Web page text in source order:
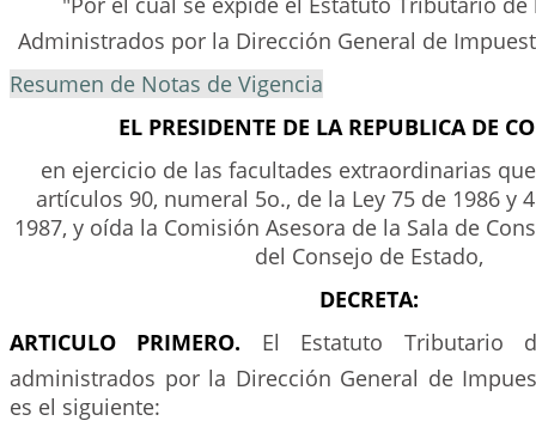
Administrados por la Dirección General de
Resumen de Notas de Vigencia
EL PRESIDENTE DE LA REPUBLICA DE
en ejercicio de las facultades extraordinarias
artículos 90, numeral 5o., de la Ley 75 de 1986 y
1987, y oída la Comisión Asesora de la Sala de
del Consejo de Estado,
DECRETA:
ARTICULO PRIMERO. El Estatuto Tributario
administrados por la Dirección General de
es el siguiente: